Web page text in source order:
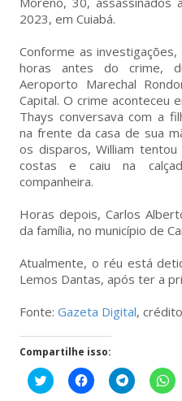
2023, em Cuiabá.
Conforme as
horas antes do crime,
Aeroporto Marechal
Capital. O crime aconteceu
Thays conversava com a
na frente da casa de sua
os disparos, William
costas e caiu na
companheira.
Horas depois, Carlos
da família, no município de
Atualmente, o réu está
Lemos Dantas, após ter a
Fonte: Gazeta Digital,
Compartilhe isso:
Clique
para
Clique
para
Clique
para